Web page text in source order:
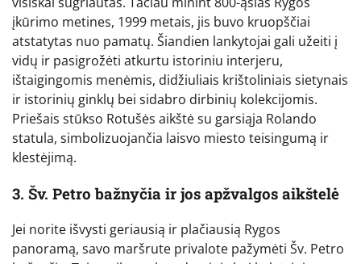
įkūrimo metines, 1999 metais, jis buvo kruopščiai
atstatytas nuo pamatų. Šiandien lankytojai gali užeiti į
vidų ir pasigrožėti atkurtu istoriniu interjeru,
ištaigingomis menėmis, didžiuliais krištoliniais sietynais
ir istorinių ginklų bei sidabro dirbinių kolekcijomis.
Priešais stūkso Rotušės aikštė su garsiąja Rolando
statula, simbolizuojančia laisvo miesto teisingumą ir
klestėjimą.
3. Šv. Petro bažnyčia ir jos apžvalgos aikštelė
Jei norite išvysti geriausią ir plačiausią Rygos
panoramą, savo maršrute privalote pažymėti Šv. Petro